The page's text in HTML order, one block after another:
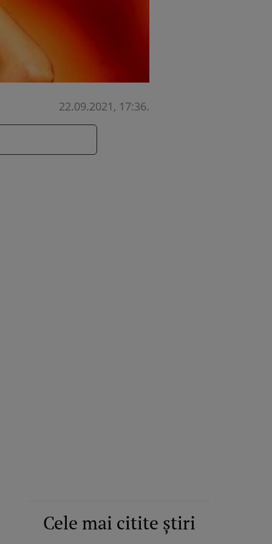
22.09.2021, 17:36.
Cele mai citite știri